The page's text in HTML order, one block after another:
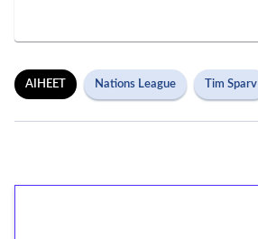
AIHEET Nations League Tim Sparv